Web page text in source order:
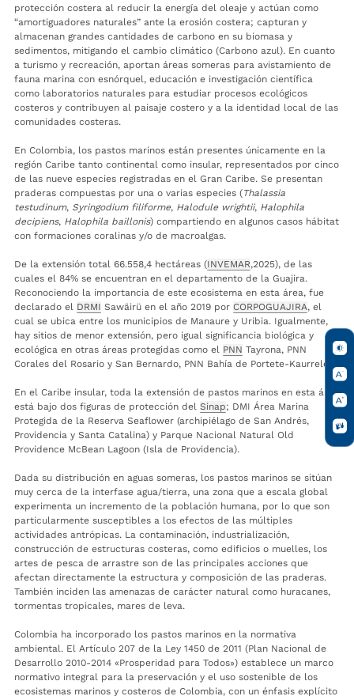
protección costera al reducir la energía del oleaje y actúan como
“amortiguadores naturales” ante la erosión costera; capturan y
almacenan grandes cantidades de carbono en su biomasa y
sedimentos, mitigando el cambio climático (Carbono azul). En cuanto
a turismo y recreación, aportan áreas someras para avistamiento de
fauna marina con esnórquel, educación e investigación científica
como laboratorios naturales para estudiar procesos ecológicos
costeros y contribuyen al paisaje costero y a la identidad local de las
comunidades costeras.
En Colombia, los pastos marinos están presentes únicamente en la
región Caribe tanto continental como insular, representados por cinco
de las nueve especies registradas en el Gran Caribe. Se presentan
praderas compuestas por una o varias especies (Thalassia
testudinum, Syringodium filiforme, Halodule wrightii, Halophila
decipiens, Halophila baillonis) compartiendo en algunos casos hábitat
con formaciones coralinas y/o de macroalgas.
De la extensión total 66.558,4 hectáreas (INVEMAR,2025), de las
cuales el 84% se encuentran en el departamento de la Guajira.
Reconociendo la importancia de este ecosistema en esta área, fue
declarado el DRMI Sawäirü en el año 2019 por CORPOGUAJIRA, el
cual se ubica entre los municipios de Manaure y Uribia. Igualmente,
hay sitios de menor extensión, pero igual significancia biológica y
ecológica en otras áreas protegidas como el PNN Tayrona, PNN
Corales del Rosario y San Bernardo, PNN Bahía de Portete-Kaurrele.
En el Caribe insular, toda la extensión de pastos marinos en esta área
está bajo dos figuras de protección del Sinap; DMI Área Marina
Protegida de la Reserva Seaflower (archipiélago de San Andrés,
Providencia y Santa Catalina) y Parque Nacional Natural Old
Providence McBean Lagoon (Isla de Providencia).
Dada su distribución en aguas someras, los pastos marinos se sitúan
muy cerca de la interfase agua/tierra, una zona que a escala global
experimenta un incremento de la población humana, por lo que son
particularmente susceptibles a los efectos de las múltiples
actividades antrópicas. La contaminación, industrialización,
construcción de estructuras costeras, como edificios o muelles, los
artes de pesca de arrastre son de las principales acciones que
afectan directamente la estructura y composición de las praderas.
También inciden las amenazas de carácter natural como huracanes,
tormentas tropicales, mares de leva.
Colombia ha incorporado los pastos marinos en la normativa
ambiental. El Artículo 207 de la Ley 1450 de 2011 (Plan Nacional de
Desarrollo 2010-2014 «Prosperidad para Todos») establece un marco
normativo integral para la preservación y el uso sostenible de los
ecosistemas marinos y costeros de Colombia, con un énfasis explícito